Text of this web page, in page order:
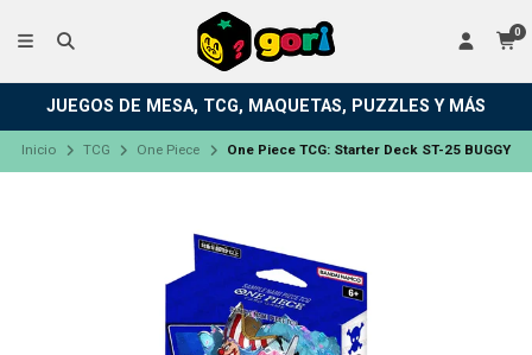
0
JUEGOS DE MESA, TCG, MAQUETAS, PUZZLES Y MÁS
Inicio TCG One Piece One Piece TCG: Starter Deck ST-25 BUGGY